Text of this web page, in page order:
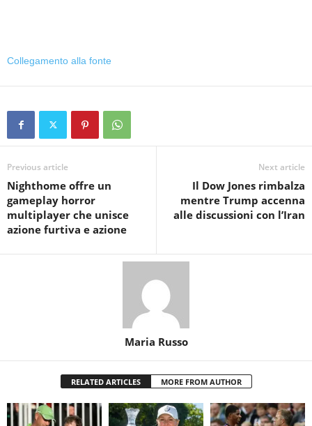
Collegamento alla fonte
Previous article
Nighthome offre un
gameplay horror
multiplayer che unisce
azione furtiva e azione
Next article
Il Dow Jones rimbalza
mentre Trump accenna
alle discussioni con l’Iran
Maria Russo
RELATED ARTICLES MORE FROM AUTHOR